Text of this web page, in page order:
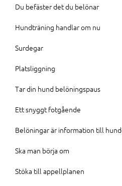
Du befäster det du belönar
Hundträning handlar om nu
Surdegar
Platsliggning
Tar din hund belöningspaus
Ett snyggt fotgående
Belöningar är information till
Ska man börja om
Stöka till appellplanen